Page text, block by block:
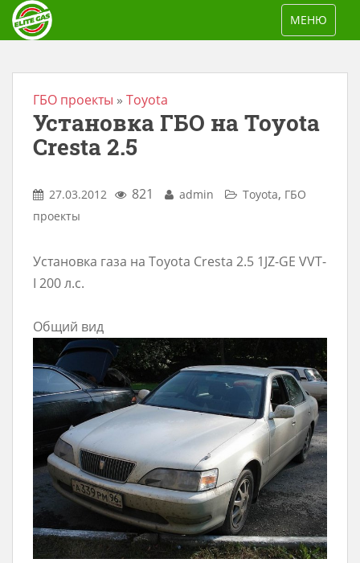
TOGGLE
МЕНЮ
ГБО проекты » Toyota
Установка ГБО на Toyota
Cresta 2.5
27.03.2012 821 admin Toyota, ГБО
проекты
Установка газа на Toyota Cresta 2.5 1JZ-GE VVT-
I 200 л.с.
Общий вид